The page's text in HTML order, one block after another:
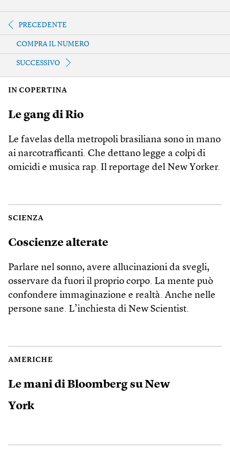
PRECEDENTE
COMPRA IL NUMERO
SUCCESSIVO
IN COPERTINA
Le gang di Rio
Le favelas della metropoli brasiliana sono in mano
ai narcotrafficanti. Che dettano legge a colpi di
omicidi e musica rap. Il reportage del New Yorker.
SCIENZA
Coscienze alterate
Parlare nel sonno, avere allucinazioni da svegli,
osservare da fuori il proprio corpo. La mente può
confondere immaginazione e realtà. Anche nelle
persone sane. L’inchiesta di New Scientist.
AMERICHE
Le mani di Bloomberg su New
York